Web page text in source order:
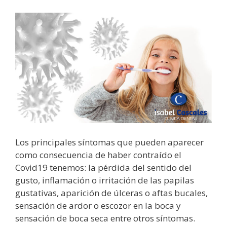
Los principales síntomas que pueden aparecer
como consecuencia de haber contraído el
Covid19 tenemos: la pérdida del sentido del
gusto, inflamación o irritación de las papilas
gustativas, aparición de úlceras o aftas bucales,
sensación de ardor o escozor en la boca y
sensación de boca seca entre otros síntomas.